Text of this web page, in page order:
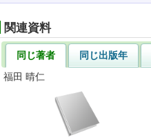
関連資料
同じ著者 同じ出版年
福田 晴仁